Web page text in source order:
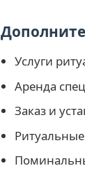
Услуги
Аренда
Заказ и